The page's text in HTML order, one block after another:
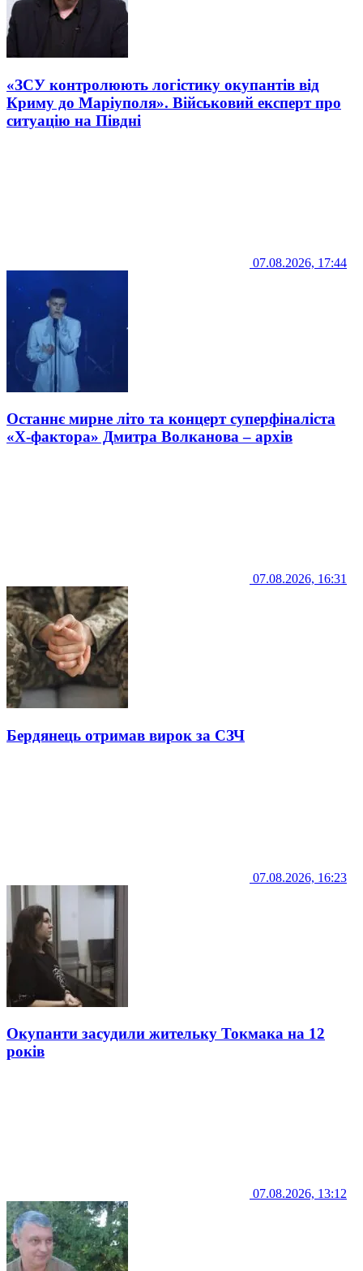
«ЗСУ контролюють логістику окупантів від
Криму до Маріуполя». Військовий експерт про
ситуацію на Півдні
07.08.2026, 17:44
Останнє мирне літо та концерт суперфіналіста
«Х-фактора» Дмитра Волканова – архів
07.08.2026, 16:31
Бердянець отримав вирок за СЗЧ
07.08.2026, 16:23
Окупанти засудили жительку Токмака на 12
років
07.08.2026, 13:12